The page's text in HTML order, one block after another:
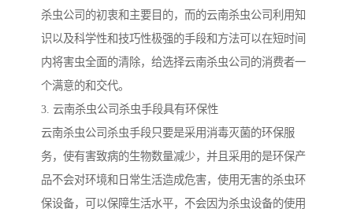
杀虫公司的初衷和主要目的，而的云南杀虫公司利用知
识以及科学性和技巧性极强的手段和方法可以在短时间
内将害虫全面的清除，给选择云南杀虫公司的消费者一
个满意的和交代。
3. 云南杀虫公司杀虫手段具有环保性
云南杀虫公司杀虫手段只要是采用消毒灭菌的环保服
务，使有害致病的生物数量减少，并且采用的是环保产
品不会对环境和日常生活造成危害，使用无害的杀虫环
保设备，可以保障生活水平，不会因为杀虫设备的使用